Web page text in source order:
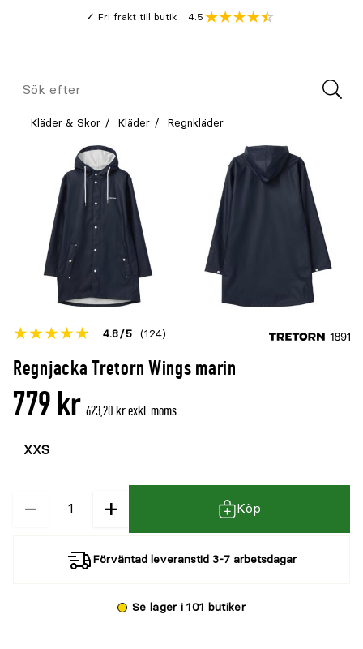
Fri frakt till butik
Genomsnitt
4.5
Meny
Sök
Kläder & Skor Kläder Regnkläder
Regnjacka Tretorn Wings marin
Betyget
denna
4.8 5 (124)
Öppna
recensioner
779 kr 623,20 kr exkl. moms
−
Kvantitet + Köp
Förväntad leveranstid 3-7 arbetsdagar
Se lager i 101 butiker